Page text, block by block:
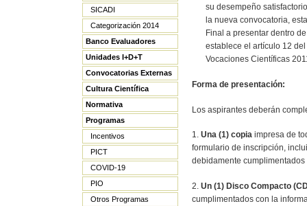
SICADI
Categorización 2014
Banco Evaluadores
Unidades I+D+T
Convocatorias Externas
Cultura Científica
Normativa
Programas
Incentivos
PICT
COVID-19
PIO
Otros Programas
su desempeño
la nueva convocatoria,
Final a presentar dentro
establece el artículo 12
Vocaciones Científicas
Forma de presentación:
Los aspirantes deberán
1. Una (1) copia impresa de
formulario de inscripción,
debidamente
2. Un (1) Disco Compacto
cumplimentados con la